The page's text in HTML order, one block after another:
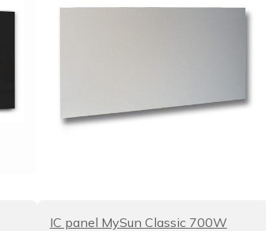
IC panel MySun Classic 700W